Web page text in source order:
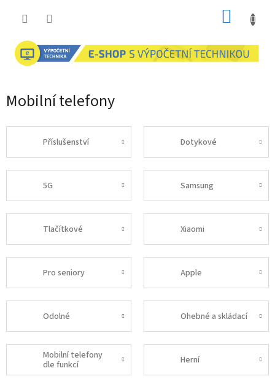
Mobilní telefony
Příslušenství Dotykové
5G Samsung
Tlačítkové Xiaomi
Pro seniory Apple
Odolné Ohebné a skládací
Mobilní telefony
dle funkcí
Herní